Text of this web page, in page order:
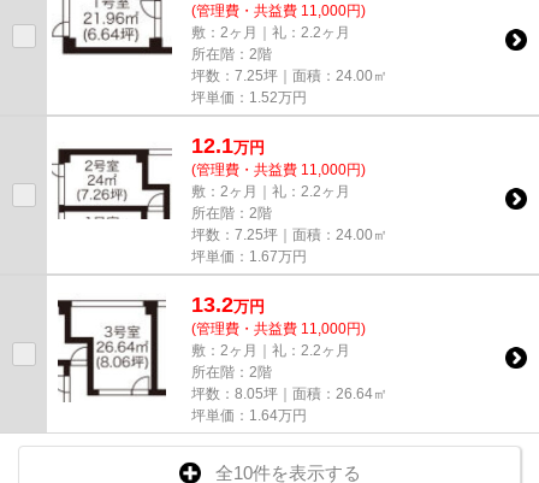
(管理費・共益費 11,000円)
敷：2ヶ月｜礼：2.2ヶ月
所在階：2階
坪数：7.25坪｜面積：24.00㎡
坪単価： 1.52万円
12.1万円
(管理費・共益費 11,000円)
敷：2ヶ月｜礼：2.2ヶ月
所在階：2階
坪数：7.25坪｜面積：24.00㎡
坪単価： 1.67万円
13.2万円
(管理費・共益費 11,000円)
敷：2ヶ月｜礼：2.2ヶ月
所在階：2階
坪数：8.05坪｜面積：26.64㎡
坪単価： 1.64万円
全10件を表示する